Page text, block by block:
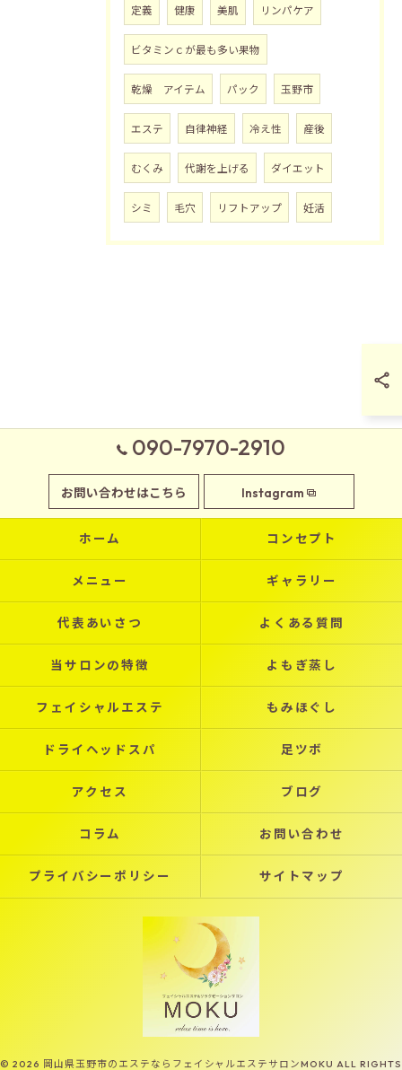
定義 健康 美肌 リンパケア
ビタミンｃが最も多い果物
乾燥 アイテム パック 玉野市
エステ 自律神経 冷え性 産後
むくみ 代謝を上げる ダイエット
シミ 毛穴 リフトアップ 妊活
090-7970-2910
お問い合わせはこちら Instagram
ホーム コンセプト
メニュー ギャラリー
代表あいさつ よくある質問
当サロンの特徴 よもぎ蒸し
フェイシャルエステ もみほぐし
ドライヘッドスパ 足ツボ
アクセス ブログ
コラム お問い合わせ
プライバシーポリシー サイトマップ
© 2026 岡山県玉野市のエステならフェイシャルエステサロンMOKU ALL RIGHTS